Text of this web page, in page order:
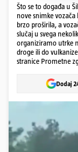
Što se to događa u
nove snimke
brzo proširila, a
slučaj u svega
organiziramo utrke
droge ili do
stranice Prometne
Dodaj